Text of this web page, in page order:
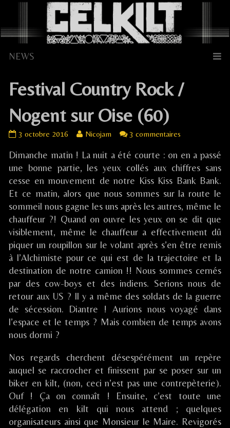
content
​Festival Country Rock /
Nogent sur Oise (60)
Country
Rock
sur
Oise
(60)
published
3 octobre 2016
Read
posts
by
the
of
Festival
Country
Rock
Nogent
sur
Oise
(60),
Nicojam 3 commentaires
Festival
Country
Rock
Nogent
sur
Oise
(60)
Dimanche matin ! La nuit a été courte : on en a passé
une bonne partie, les yeux collés aux chiffres sans
cesse en mouvement de notre Kiss Kiss Bank Bank.
Et ce matin, alors que nous sommes sur la route le
sommeil nous gagne les uns après les autres, même le
chauffeur ?! Quand on ouvre les yeux on se dit que
visiblement, même le chauffeur a effectivement dû
piquer un roupillon sur le volant après s’en être remis
à l’Alchimiste pour ce qui est de la trajectoire et la
destination de notre camion !! Nous sommes cernés
par des cow-boys et des indiens. Serions nous de
retour aux US ? Il y a même des soldats de la guerre
de sécession. Diantre ! Aurions nous voyagé dans
l’espace et le temps ? Mais combien de temps avons
nous dormi ?
Nos regards cherchent désespérément un repère
auquel se raccrocher et finissent par se poser sur un
biker en kilt, (non, ceci n’est pas une contrepèterie).
Ouf ! Ça on connaît ! Ensuite, c’est toute une
délégation en kilt qui nous attend ; quelques
organisateurs ainsi que Monsieur le Maire. Revigorés